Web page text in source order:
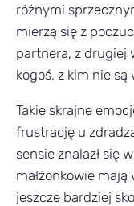
różnymi
mierzą się z
partnera, z drugiej
kogoś, z kim nie są
Takie skrajne
frustrację u
sensie znalazł się
małżonkowie
jeszcze bardziej